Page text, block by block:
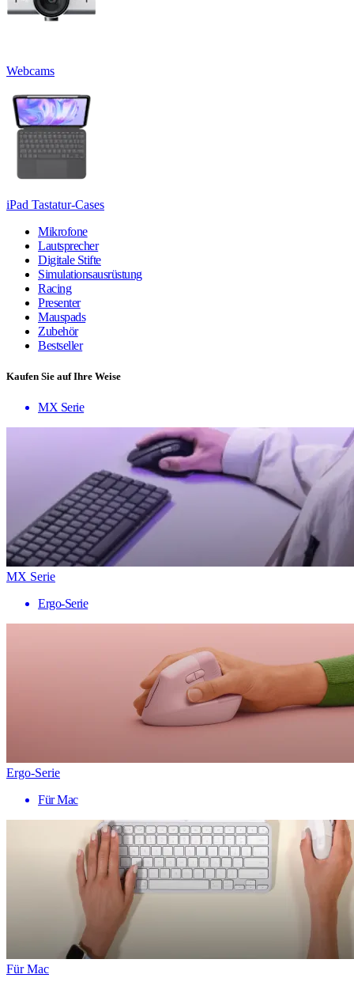
Webcams
iPad Tastatur-Cases
Mikrofone
Lautsprecher
Digitale Stifte
Simulationsausrüstung
Racing
Presenter
Mauspads
Zubehör
Bestseller
Kaufen Sie auf Ihre Weise
MX Serie
MX Serie
Ergo-Serie
Ergo-Serie
Für Mac
Für Mac